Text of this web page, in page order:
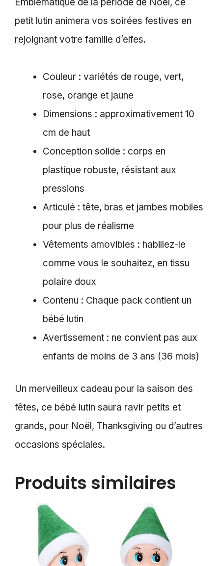
petit lutin animera vos soirées festives en
rejoignant votre famille d’elfes.
Couleur : variétés de rouge, vert,
rose, orange et jaune
Dimensions : approximativement 10
cm de haut
Conception solide : corps en
plastique robuste, résistant aux
pressions
Articulé : tête, bras et jambes mobiles
pour plus de réalisme
Vêtements amovibles : habillez-le
comme vous le souhaitez, en tissu
polaire doux
Contenu : Chaque pack contient un
bébé lutin
Avertissement : ne convient pas aux
enfants de moins de 3 ans (36 mois)
Un merveilleux cadeau pour la saison des
fêtes, ce bébé lutin saura ravir petits et
grands, pour Noël, Thanksgiving ou d’autres
occasions spéciales.
Produits similaires